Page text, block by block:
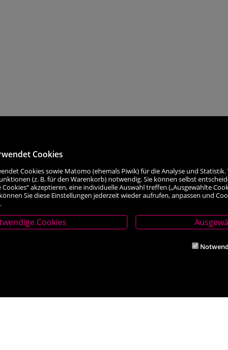
Filiale Reithmeyer
Öffnungszeiten
Cookies
Cookies sowie Matomo (ehemals Piwik) für die Analyse und
(z. B. für den Warenkorb) notwendig. Sie können selbst
Cookies“ akzeptieren, eine individuelle Auswahl treffen („Ausgewählte
können Sie diese Einstellungen jederzeit wieder aufrufen, anpassen und
.
Cookies